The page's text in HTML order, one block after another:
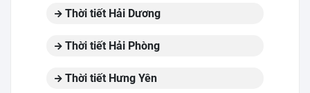
Thời tiết Hải Dương
Thời tiết Hải Phòng
Thời tiết Hưng Yên